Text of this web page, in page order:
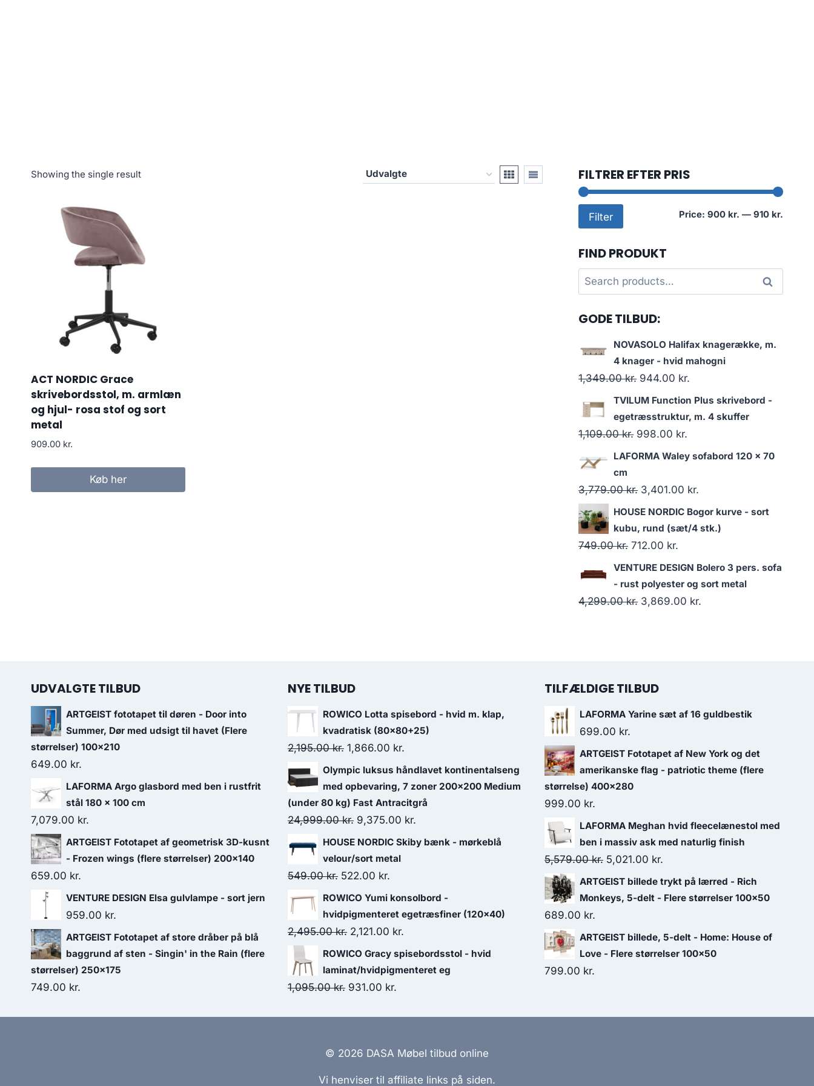
Showing the single result
ACT NORDIC Grace
skrivebordsstol, m. armlæn
og hjul- rosa stof og sort
metal
909.00 kr.
Køb her
FILTRER EFTER PRIS
Min
Max
Filter Price: 900 kr. — 910 kr.
FIND PRODUKT
Search
for:
Search
GODE TILBUD:
NOVASOLO Halifax knagerække, m.
4 knager - hvid mahogni
1,349.00kr. 944.00 kr.
TVILUM Function Plus skrivebord -
egetræsstruktur, m. 4 skuffer
1,109.00kr. 998.00 kr.
LAFORMA Waley sofabord 120 x 70
cm
3,779.00kr. 3,401.00 kr.
HOUSE NORDIC Bogor kurve - sort
kubu, rund (sæt/4 stk.)
749.00kr. 712.00 kr.
VENTURE DESIGN Bolero 3 pers. sofa
- rust polyester og sort metal
4,299.00kr. 3,869.00 kr.
UDVALGTE TILBUD
ARTGEIST fototapet til døren - Door into
Summer, Dør med udsigt til havet (Flere
størrelser) 100x210
649.00 kr.
LAFORMA Argo glasbord med ben i rustfrit
stål 180 x 100 cm
7,079.00 kr.
ARTGEIST Fototapet af geometrisk 3D-kusnt
- Frozen wings (flere størrelser) 200x140
659.00 kr.
VENTURE DESIGN Elsa gulvlampe - sort jern
959.00 kr.
ARTGEIST Fototapet af store dråber på blå
baggrund af sten - Singin' in the Rain (flere
størrelser) 250x175
749.00 kr.
NYE TILBUD
ROWICO Lotta spisebord - hvid m. klap,
kvadratisk (80x80+25)
2,195.00kr. 1,866.00 kr.
Olympic luksus håndlavet kontinentalseng
med opbevaring, 7 zoner 200x200 Medium
(under 80 kg) Fast Antracitgrå
24,999.00kr. 9,375.00 kr.
HOUSE NORDIC Skiby bænk - mørkeblå
velour/sort metal
549.00kr. 522.00 kr.
ROWICO Yumi konsolbord -
hvidpigmenteret egetræsfiner (120x40)
2,495.00kr. 2,121.00 kr.
ROWICO Gracy spisebordsstol - hvid
laminat/hvidpigmenteret eg
1,095.00kr. 931.00 kr.
TILFÆLDIGE TILBUD
LAFORMA Yarine sæt af 16 guldbestik
699.00 kr.
ARTGEIST Fototapet af New York og det
amerikanske flag - patriotic theme (flere
størrelse) 400x280
999.00 kr.
LAFORMA Meghan hvid fleecelænestol med
ben i massiv ask med naturlig finish
5,579.00kr. 5,021.00 kr.
ARTGEIST billede trykt på lærred - Rich
Monkeys, 5-delt - Flere størrelser 100x50
689.00 kr.
ARTGEIST billede, 5-delt - Home: House of
Love - Flere størrelser 100x50
799.00 kr.
© 2026 DASA Møbel tilbud online
Vi henviser til affiliate links på siden.